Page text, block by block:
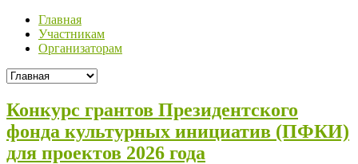
Главная
Участникам
Организаторам
Конкурс грантов Президентского
фонда культурных инициатив (ПФКИ)
для проектов 2026 года